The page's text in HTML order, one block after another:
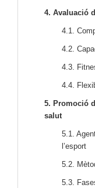
4. Avaluació
4.1.
4.2.
4.3.
4.4.
5. Promoció
salut
5.1.
l’esport
5.2.
5.3.